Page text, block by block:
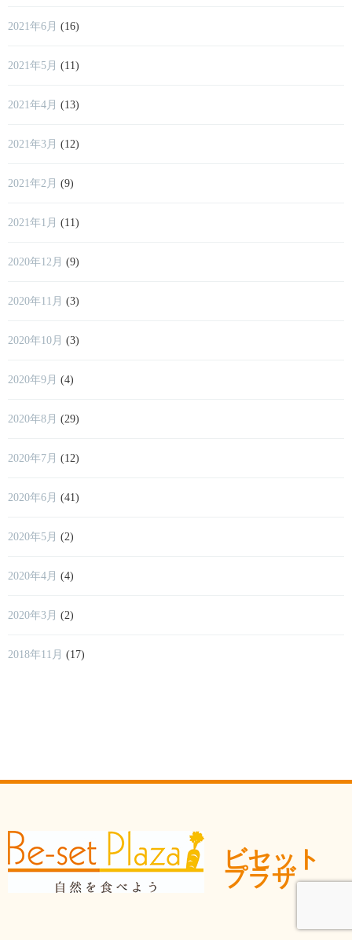
2021年6月 (16)
2021年5月 (11)
2021年4月 (13)
2021年3月 (12)
2021年2月 (9)
2021年1月 (11)
2020年12月 (9)
2020年11月 (3)
2020年10月 (3)
2020年9月 (4)
2020年8月 (29)
2020年7月 (12)
2020年6月 (41)
2020年5月 (2)
2020年4月 (4)
2020年3月 (2)
2018年11月 (17)
ビセット
プラザ